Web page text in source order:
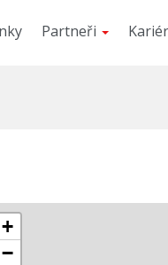
Partneři
+
−